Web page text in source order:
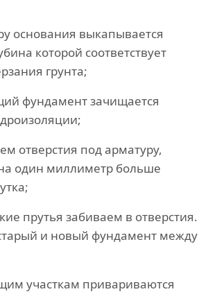
основания выкапывается
которой соответствует
грунта;
фундамент зачищается
отверстия под арматуру,
один миллиметр больше
прутья забиваем в отверстия.
и новый фундамент между
участкам привариваются